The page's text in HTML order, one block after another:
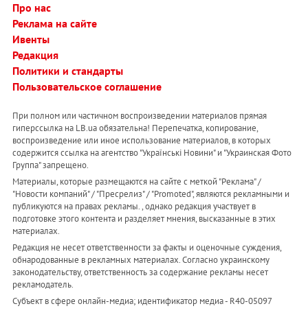
Про нас
Реклама на сайте
Ивенты
Редакция
Политики и стандарты
Пользовательское соглашение
При полном или частичном воспроизведении материалов прямая
гиперссылка на LB.ua обязательна! Перепечатка, копирование,
воспроизведение или иное использование материалов, в которых
содержится ссылка на агентство "Українськi Новини" и "Украинская Фото
Группа" запрещено.
Материалы, которые размещаются на сайте с меткой "Реклама" /
"Новости компаний" / "Пресрелиз" / "Promoted", являются рекламными и
публикуются на правах рекламы. , однако редакция участвует в
подготовке этого контента и разделяет мнения, высказанные в этих
материалах.
Редакция не несет ответственности за факты и оценочные суждения,
обнародованные в рекламных материалах. Согласно украинскому
законодательству, ответственность за содержание рекламы несет
рекламодатель.
Субъект в сфере онлайн-медиа; идентификатор медиа - R40-05097